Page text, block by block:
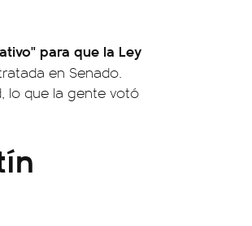
para que la Ley
en Senado.
lo que la gente votó